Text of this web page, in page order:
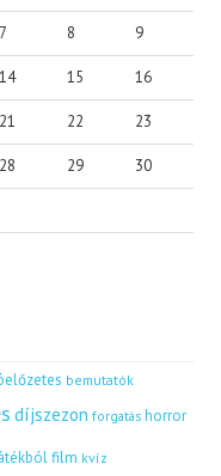
7 8 9
14 15 16
21 22 23
28 29 30
bemutatók
díjszezon forgatás horror
film kvíz